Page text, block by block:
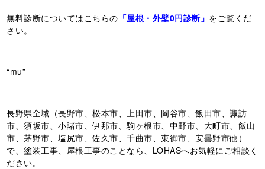
無料診断についてはこちらの 「屋根・外壁0円診断」 をご覧くだ
さい。
“mu”
長野県全域（長野市、松本市、上田市、岡谷市、飯田市、諏訪
市、須坂市、小諸市、伊那市、駒ヶ根市、中野市、大町市、飯山
市、茅野市、塩尻市、佐久市、千曲市、東御市、安曇野市他）
で、塗装工事、屋根工事のことなら、LOHASへお気軽にご相談く
ださい。